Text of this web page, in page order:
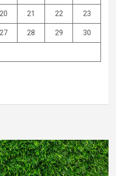
20 21 22 23
27 28 29 30